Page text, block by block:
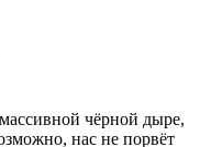
чёрной дыре,
нас не порвёт